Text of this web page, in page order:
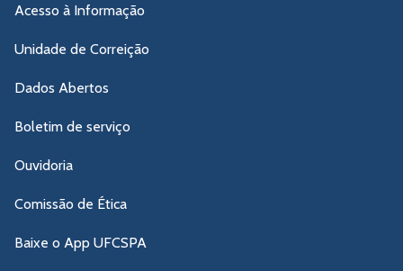
Acesso à Informação
Unidade de Correição
Dados Abertos
Boletim de serviço
Ouvidoria
Comissão de Ética
Baixe o App UFCSPA